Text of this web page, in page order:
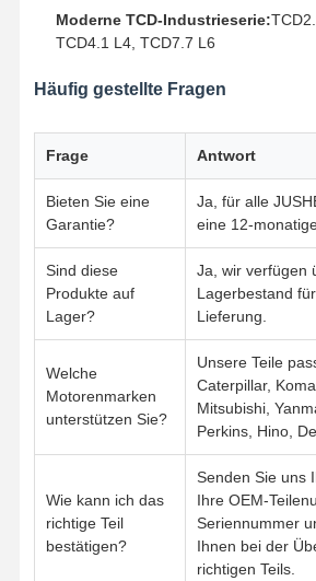
Moderne TCD-Industrieserie:
TCD4.1 L4, TCD7.7 L6
Häufig gestellte Fragen
Frage Antwort
Bieten Sie eine
Garantie?
Ja, für alle
eine 12-
Sind diese
Produkte auf
Lager?
Ja, wir verfügen
Lagerbestand
Lieferung.
Welche
Motorenmarken
unterstützen Sie?
Unsere Teile
Caterpillar,
Mitsubishi,
Perkins, Hino,
Wie kann ich das
richtige Teil
bestätigen?
Senden Sie uns
Ihre OEM-
Seriennummer
Ihnen bei der
richtigen Teils.